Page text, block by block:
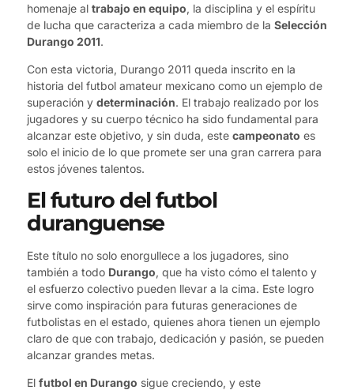
homenaje al trabajo en equipo, la disciplina y el espíritu
de lucha que caracteriza a cada miembro de la Selección
Durango 2011.
Con esta victoria, Durango 2011 queda inscrito en la
historia del futbol amateur mexicano como un ejemplo de
superación y determinación. El trabajo realizado por los
jugadores y su cuerpo técnico ha sido fundamental para
alcanzar este objetivo, y sin duda, este campeonato es
solo el inicio de lo que promete ser una gran carrera para
estos jóvenes talentos.
El futuro del futbol
duranguense
Este título no solo enorgullece a los jugadores, sino
también a todo Durango, que ha visto cómo el talento y
el esfuerzo colectivo pueden llevar a la cima. Este logro
sirve como inspiración para futuras generaciones de
futbolistas en el estado, quienes ahora tienen un ejemplo
claro de que con trabajo, dedicación y pasión, se pueden
alcanzar grandes metas.
El futbol en Durango sigue creciendo, y este